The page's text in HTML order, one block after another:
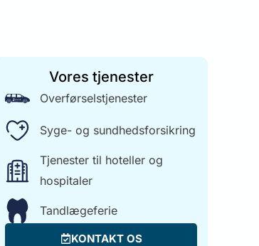
Vores tjenester
Overførselstjenester
Syge- og sundhedsforsikring
Tjenester til hoteller og
hospitaler
Tandlægeferie
KONTAKT OS